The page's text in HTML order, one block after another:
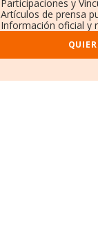
Participaciones y
Artículos de prensa
Información oficial y